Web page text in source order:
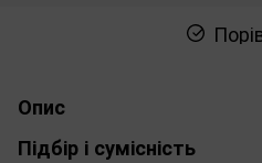
Опис
Підбір і сумісність